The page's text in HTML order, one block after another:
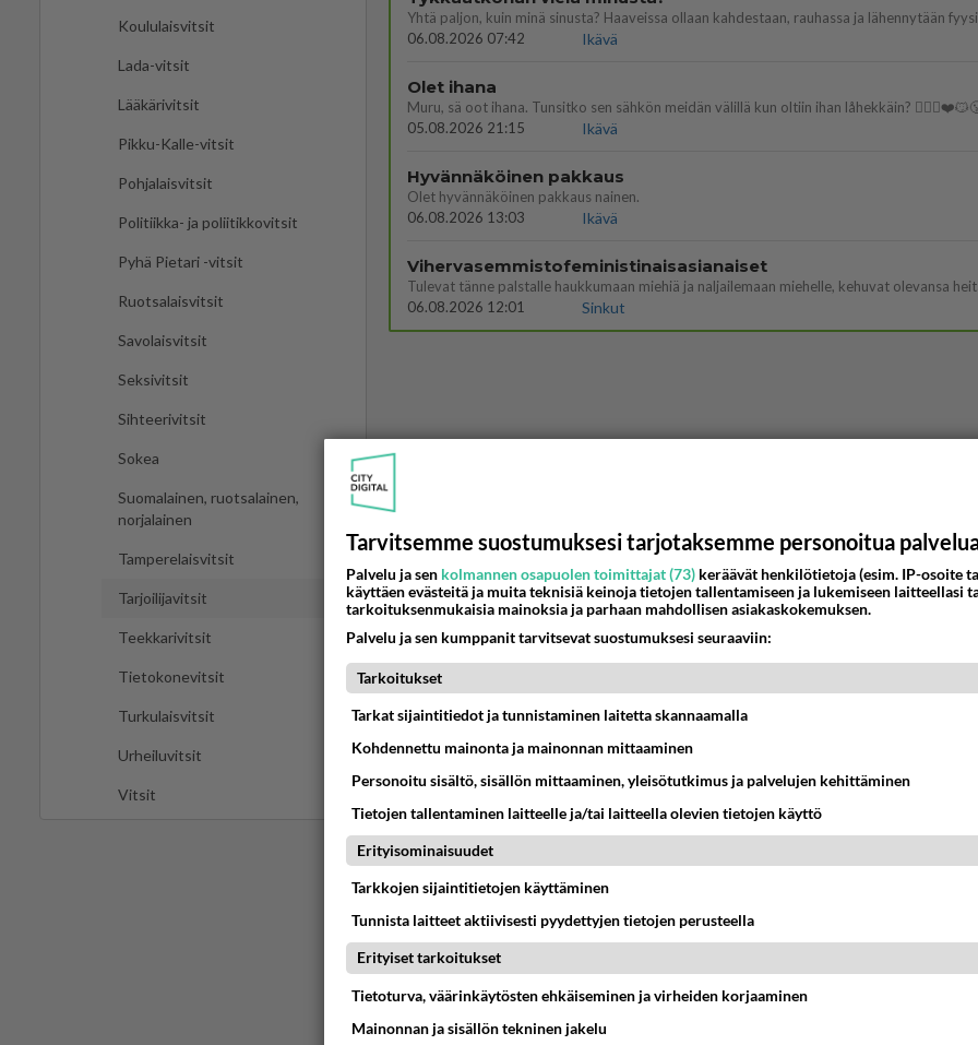
Koululaisvitsit
Lada-vitsit
Lääkärivitsit
Pikku-Kalle-vitsit
Pohjalaisvitsit
Politiikka- ja poliitikkovitsit
Pyhä Pietari -vitsit
Ruotsalaisvitsit
Savolaisvitsit
Seksivitsit
Sihteerivitsit
Sokea
Suomalainen, ruotsalainen,
norjalainen
Tamperelaisvitsit
Tarjoilijavitsit
Teekkarivitsit
Tietokonevitsit
Turkulaisvitsit
Urheiluvitsit
Vitsit
06.08.2026 07:42
Ikävä
Olet ihana
Muru, sä oot ihana. Tunsitko sen sähkön meidän välillä kun oltiin ihan låhekkäin?
05.08.2026 21:15
Ikävä
Hyvännäköinen pakkaus
Olet hyvännäköinen pakkaus nainen.
06.08.2026 13:03
Ikävä
Vihervasemmistofeministinaisasianaiset
06.08.2026 12:01
Sinkut
Tarvitsemme suostumuksesi tarjotaksemme personoitua
Palvelu ja sen kolmannen osapuolen toimittajat (73) keräävät henkilötietoja (esim. IP-osoite
käyttäen evästeitä ja muita teknisiä keinoja tietojen tallentamiseen ja lukemiseen laitteellasi
tarkoituksenmukaisia mainoksia ja parhaan mahdollisen asiakaskokemuksen.
Palvelu ja sen kumppanit tarvitsevat suostumuksesi seuraaviin:
Tarkoitukset
Tarkat sijaintitiedot ja tunnistaminen laitetta skannaamalla
Kohdennettu mainonta ja mainonnan mittaaminen
Personoitu sisältö, sisällön mittaaminen, yleisötutkimus ja palvelujen kehittäminen
Tietojen tallentaminen laitteelle ja/tai laitteella olevien tietojen käyttö
Erityisominaisuudet
Tarkkojen sijaintitietojen käyttäminen
Tunnista laitteet aktiivisesti pyydettyjen tietojen perusteella
Erityiset tarkoitukset
Tietoturva, väärinkäytösten ehkäiseminen ja virheiden korjaaminen
Mainonnan ja sisällön tekninen jakelu